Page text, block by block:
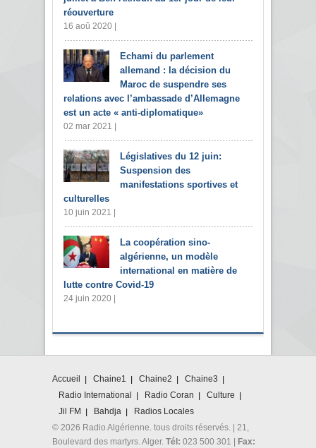
réouverture
16 aoû 2020 |
Echami du parlement
allemand : la décision du
Maroc de suspendre ses
relations avec l’ambassade d’Allemagne
est un acte « anti-diplomatique»
02 mar 2021 |
Législatives du 12 juin:
Suspension des
manifestations sportives et
culturelles
10 juin 2021 |
La coopération sino-
algérienne, un modèle
international en matière de
lutte contre Covid-19
24 juin 2020 |
Accueil Chaine1 Chaine2
Chaine3
Radio International
Radio Coran
Culture
Jil FM
Bahdja
Radios Locales
© 2026 Radio Algérienne. tous droits réservés. | 21,
Boulevard des martyrs. Alger. Tél: 023 500 301 | Fax: